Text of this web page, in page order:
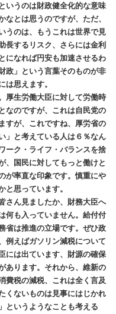
いうのは財政健全化的な意味
とは思うのですが、ただ、
うのは、もうこれは世界で見
長するリスク、さらには金利
になれば円安も加速させるわ
政」という言葉そのものが非
は思えます。
厚生労働大臣に対して労働時
なのですが、これは自民党の
すが、これですね、厚労省の
」と考えている人は６％なん
ーク・ライフ・バランスを捨
、国民に対してもっと働けと
が率直な印象です。慎重にや
と思っています。
さん見ましたか、財務大臣へ
何も入っていません。給付付
省は推進の立場です。ぜひ政
例えばガソリン減税について
には出ています、財源の確保
あります。それから、維新の
費税の減税、これは全く言及
くないものは見事にはじかれ
というようなことも考える